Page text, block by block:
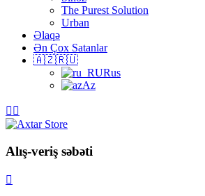
The Purest Solution
Urban
Əlaqə
Ən Çox Satanlar
🇦🇿🇷🇺
Rus
Az
Alış-veriş səbəti